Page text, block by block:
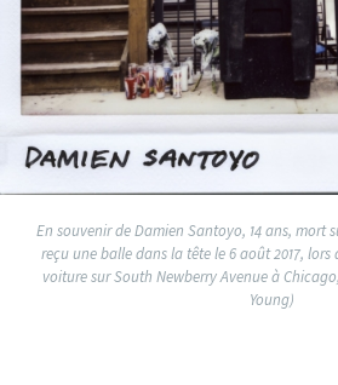
En souvenir de Damien Santoyo, 14 ans, mort
reçu une balle dans la tête le 6 août 2017,
voiture sur South Newberry Avenue à
Young)